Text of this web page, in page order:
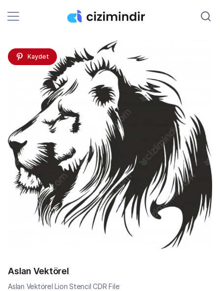
Kaydet
Aslan Vektörel
Aslan Vektörel Lion Stencil CDR File